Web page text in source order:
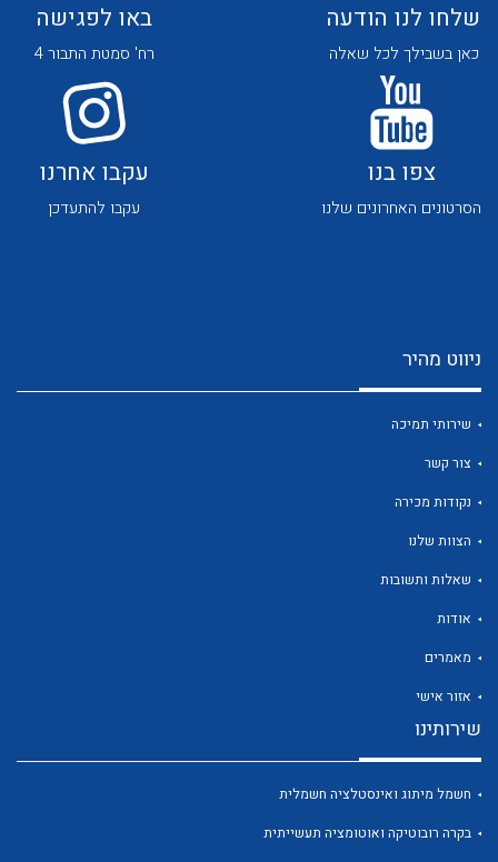
לכל מוצרי היצרן לכל מוצרי היצרן
לכל מוצרי היצרן
לכל מוצרי היצרן
לכל מוצרי היצרן
שלחו לנו הודעה
כאן בשבילך לכל שאלה
באו לפגישה
רח' סמטת התבור 4
צפו בנו
הסרטונים האחרונים שלנו
עקבו אחרנו
עקבו להתעדכן
ניווט מהיר
שירותי תמיכה
צור קשר
נקודות מכירה
הצוות שלנו
שאלות ותשובות
אודות
מאמרים
אזור אישי
שירותינו
חשמל מיתוג ואינסטלציה חשמלית
בקרה רובוטיקה ואוטומציה תעשייתית